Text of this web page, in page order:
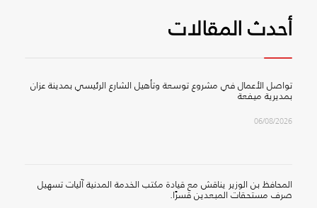
أحدث المقالات
تواصل الأعمال في مشروع توسعة وتأهيل الشارع الرئيسي بمدينة عزان
بمديرية ميفعة
06/08/2026
المحافظ بن الوزير يناقش مع قيادة مكتب الخدمة المدنية آليات تسهيل
صرف مستحقات المبعدين قسرًا.